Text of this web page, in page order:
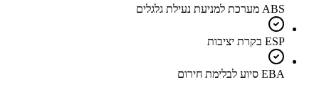
ABS מערכת למניעת נעילת גלגלים
ESP בקרת יציבות
EBA סיוע לבלימת חירום